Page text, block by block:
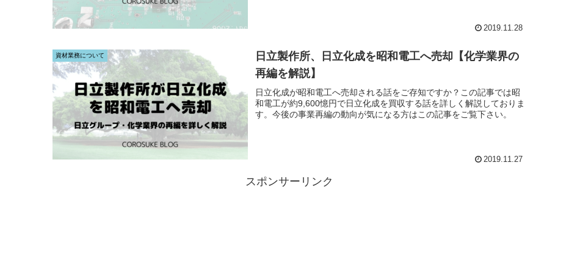
2019.11.28
資材業務について
日立製作所、日立化成を昭和電工へ売却【化学業界の
再編を解説】
日立化成が昭和電工へ売却される話をご存知ですか？この記事では昭
和電工が約9,600憶円で日立化成を買収する話を詳しく解説しておりま
す。今後の事業再編の動向が気になる方はこの記事をご覧下さい。
2019.11.27
スポンサーリンク